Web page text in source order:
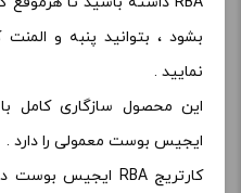
بشود ، بتوانید پنبه و
نمایید .
این محصول سازگاری
ایجیس بوست معمولی را دارد .